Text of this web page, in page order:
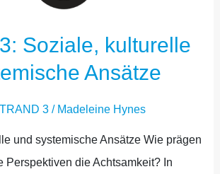
Soziale, kulturelle
Ansätze
3/ Madeleine Hynes
und systemische Ansätze Wie prägen
Perspektiven die Achtsamkeit? In